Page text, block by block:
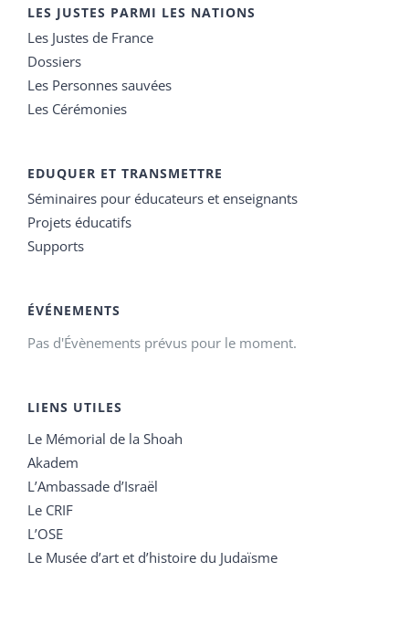
LES JUSTES PARMI LES NATIONS
Les Justes de France
Dossiers
Les Personnes sauvées
Les Cérémonies
EDUQUER ET TRANSMETTRE
Séminaires pour éducateurs et enseignants
Projets éducatifs
Supports
ÉVÉNEMENTS
Pas d'Évènements prévus pour le moment.
LIENS UTILES
Le Mémorial de la Shoah
Akadem
L’Ambassade d’Israël
Le CRIF
L’OSE
Le Musée d’art et d’histoire du Judaïsme